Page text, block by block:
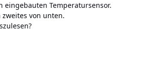
eingebauten Temperatursensor.
von unten.